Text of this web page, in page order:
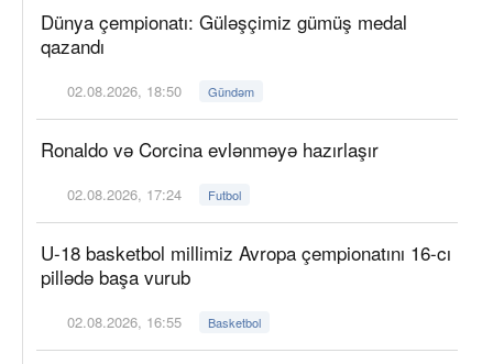
Dünya çempionatı: Güləşçimiz gümüş medal
qazandı
02.08.2026, 18:50 Gündəm
Ronaldo və Corcina evlənməyə hazırlaşır
02.08.2026, 17:24 Futbol
U-18 basketbol millimiz Avropa çempionatını 16-cı
pillədə başa vurub
02.08.2026, 16:55 Basketbol